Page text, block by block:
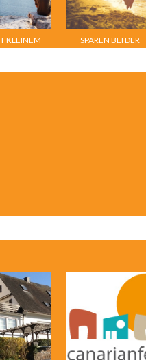
KLEINEM
SPAREN BEI DER